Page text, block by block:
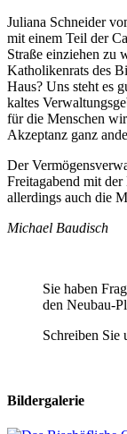
Juliana Schneider
mit einem Teil der
Straße einziehen zu
Katholikenrats des
Haus? Uns steht es
kaltes
für die Menschen
Akzeptanz ganz
Der
Freitagabend mit
allerdings auch die
Michael Baudisch
Sie haben
den Neubau-
Schreiben Sie
Bildergalerie